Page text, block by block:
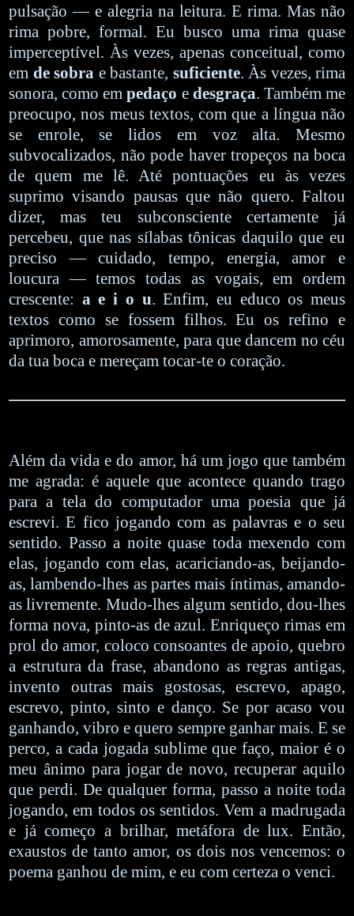
pulsação — e alegria na leitura. E rima. Mas não
rima pobre, formal. Eu busco uma rima quase
imperceptível. Às vezes, apenas conceitual, como
em de sobra e bastante, suficiente. Às vezes, rima
sonora, como empedaço e desgraça. Também me
preocupo, nos meus textos, com que a língua não
se enrole, se lidos em voz alta. Mesmo
subvocalizados, não pode haver tropeços na boca
de quem me lê. Até pontuações eu às vezes
suprimo visando pausas que não quero. Faltou
dizer, mas teu subconsciente certamente já
percebeu, que nas sílabas tônicas daquilo que eu
preciso — cuidado, tempo, energia, amor e
loucura — temos todas as vogais, em ordem
crescente: a e i o u. Enfim, eu educo os meus
textos como se fossem filhos. Eu os refino e
aprimoro, amorosamente, para que dancem no céu
da tua boca e mereçam tocar-te o coração.
Além da vida e do amor, há um jogo que também
me agrada: é aquele que acontece quando trago
para a tela do computador uma poesia que já
escrevi. E fico jogando com as palavras e o seu
sentido. Passo a noite quase toda mexendo com
elas, jogando com elas, acariciando-as, beijando-
as, lambendo-lhes as partes mais íntimas, amando-
as livremente. Mudo-lhes algum sentido, dou-lhes
forma nova, pinto-as de azul. Enriqueço rimas em
prol do amor, coloco consoantes de apoio, quebro
a estrutura da frase, abandono as regras antigas,
invento outras mais gostosas, escrevo, apago,
escrevo, pinto, sinto e danço. Se por acaso vou
ganhando, vibro e quero sempre ganhar mais. E se
perco, a cada jogada sublime que faço, maior é o
meu ânimo para jogar de novo, recuperar aquilo
que perdi. De qualquer forma, passo a noite toda
jogando, em todos os sentidos. Vem a madrugada
e já começo a brilhar, metáfora de lux. Então,
exaustos de tanto amor, os dois nos vencemos: o
poema ganhou de mim, e eu com certeza o venci.